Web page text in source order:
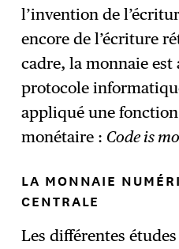
l’invention de
encore de l’écriture
cadre, la monnaie est
protocole
appliqué une fonction
monétaire : Code is
LA MONNAIE
CENTRALE
Les différentes